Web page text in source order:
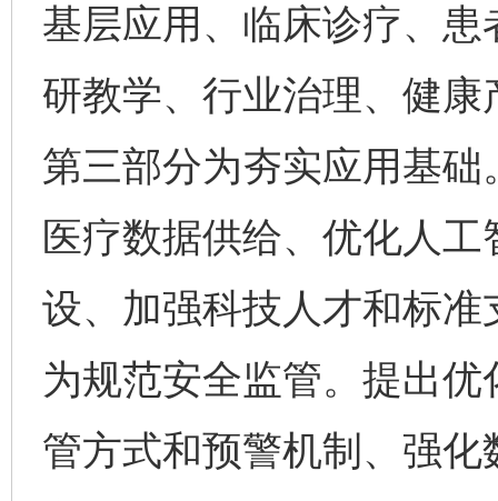
基层应用、临床诊疗、
研教学、行业治理、健
第三部分为夯实应用基
医疗数据供给、优化人
设、加强科技人才和标
为规范安全监管。提出
管方式和预警机制、强